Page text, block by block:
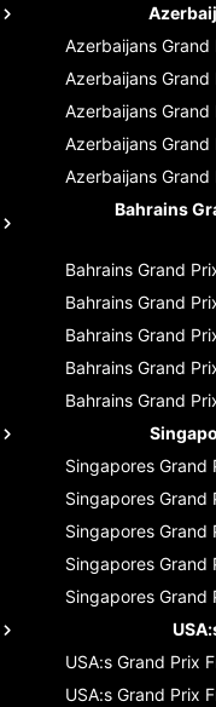
Azerbaijans Grand
Azerbaijans Grand
Azerbaijans Grand
Azerbaijans Grand
Azerbaijans Grand
Bahrains
Bahrains Grand
Bahrains Grand
Bahrains Grand
Bahrains Grand
Bahrains Grand
Singapores Grand
Singapores Grand
Singapores Grand
Singapores Grand
Singapores Grand
USA:s Grand Prix
USA:s Grand Prix